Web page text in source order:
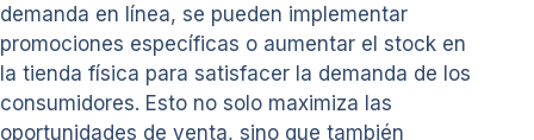
demanda en línea, se pueden implementar
promociones específicas o aumentar el stock en
la tienda física para satisfacer la demanda de los
consumidores. Esto no solo maximiza las
oportunidades de venta, sino que también